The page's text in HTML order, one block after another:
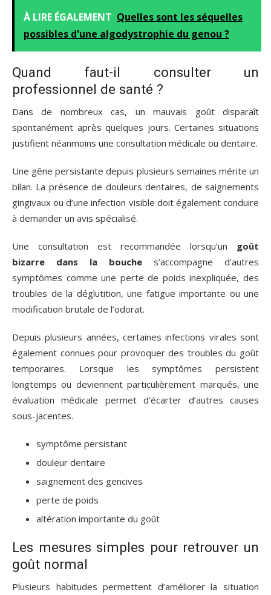
À LIRE ÉGALEMENT Quelles sont les séquelles
possibles d'une algodystrophie du genou ?
Quand faut-il consulter un
professionnel de santé ?
Dans de nombreux cas, un mauvais goût disparaît
spontanément après quelques jours. Certaines situations
justifient néanmoins une consultation médicale ou dentaire.
Une gêne persistante depuis plusieurs semaines mérite un
bilan. La présence de douleurs dentaires, de saignements
gingivaux ou d’une infection visible doit également conduire
à demander un avis spécialisé.
Une consultation est recommandée lorsqu’un goût
bizarre dans la bouche s’accompagne d’autres
symptômes comme une perte de poids inexpliquée, des
troubles de la déglutition, une fatigue importante ou une
modification brutale de l’odorat.
Depuis plusieurs années, certaines infections virales sont
également connues pour provoquer des troubles du goût
temporaires. Lorsque les symptômes persistent
longtemps ou deviennent particulièrement marqués, une
évaluation médicale permet d’écarter d’autres causes
sous-jacentes.
symptôme persistant
douleur dentaire
saignement des gencives
perte de poids
altération importante du goût
Les mesures simples pour retrouver un
goût normal
Plusieurs habitudes permettent d’améliorer la situation